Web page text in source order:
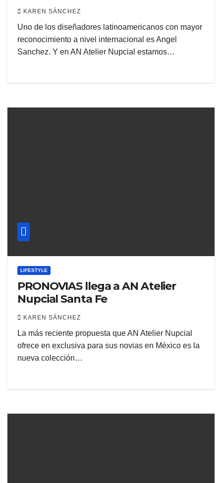
KAREN SÁNCHEZ
Uno de los diseñadores latinoamericanos con mayor
reconocimiento a nivel internacional es Angel
Sanchez. Y en AN Atelier Nupcial estamos…
LIFESTYLE
PRONOVIAS llega a AN Atelier
Nupcial Santa Fe
KAREN SÁNCHEZ
La más reciente propuesta que AN Atelier Nupcial
ofrece en exclusiva para sus novias en México es la
nueva colección…